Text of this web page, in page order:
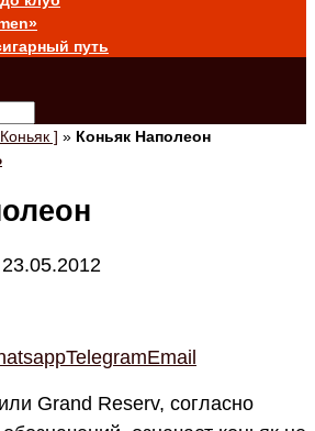
путь
] » Коньяк Наполеон
23.05.2012
TelegramEmail
Grand Reserv, согласно